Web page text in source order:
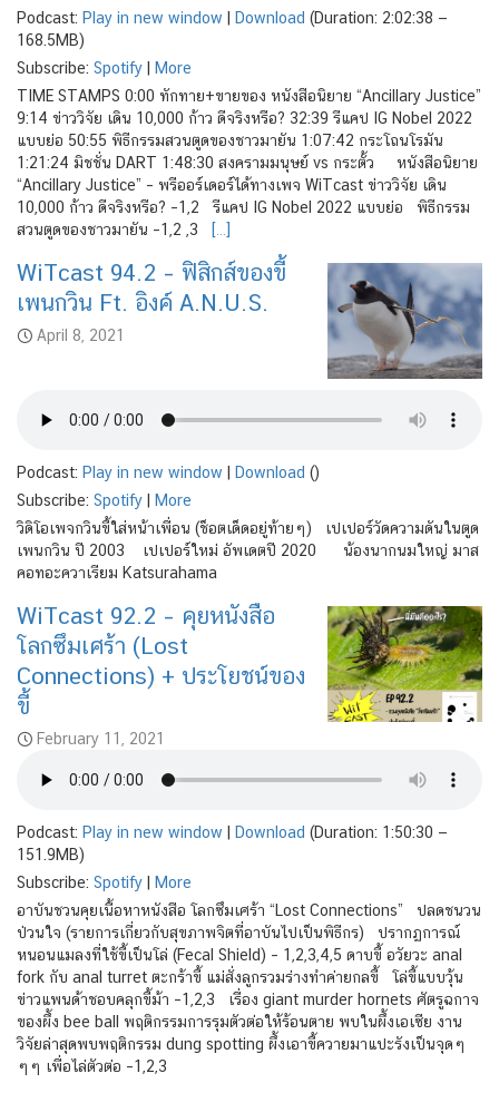
Podcast: Play in new window | Download (Duration: 2:02:38 —
168.5MB)
Subscribe: Spotify | More
TIME STAMPS 0:00 ทักทาย+ขายของ หนังสือนิยาย “Ancillary Justice”
9:14 ข่าววิจัย เดิน 10,000 ก้าว ดีจริงหรือ? 32:39 รีแคป IG Nobel 2022
แบบย่อ 50:55 พิธีกรรมสวนตูดของชาวมายัน 1:07:42 กระโถนโรมัน
1:21:24 มิชชั่น DART 1:48:30 สงครามมนุษย์ vs กระตั้ว หนังสือนิยาย
“Ancillary Justice” – พรีออร์เดอร์ได้ทางเพจ WiTcast ข่าววิจัย เดิน
10,000 ก้าว ดีจริงหรือ? –1,2 รีแคป IG Nobel 2022 แบบย่อ พิธีกรรม
สวนตูดของชาวมายัน –1,2 ,3
[…]
WiTcast 94.2 – ฟิสิกส์ของขี้
เพนกวิน Ft. อิงค์ A.N.U.S.
April 8, 2021
Podcast: Play in new window Download ()
Subscribe: Spotify
More
วิดิโอเพจกวินขี้ใส่หน้าเพื่อน (ช็อตเด็ดอยู่ท้ายๆ) เปเปอร์วัดความดันในตูด
เพนกวิน ปี 2003 เปเปอร์ใหม่ อัพเดตปี 2020 น้องนากนมใหญ่ มาส
คอทอะควาเรียม Katsurahama
WiTcast 92.2 – คุยหนังสือ
โลกซึมเศร้า (Lost
Connections) + ประโยชน์ของ
ขี้
February 11, 2021
Podcast: Play in new window Download (Duration: 1:50:30 —
151.9MB)
Subscribe: Spotify
More
อาบันชวนคุยเนื้อหาหนังสือ โลกซึมเศร้า “Lost Connections” ปลดชนวน
ป่วนใจ (รายการเกี่ยวกับสุขภาพจิตที่อาบันไปเป็นพิธีกร) ปรากฏการณ์
หนอนแมลงที่ใช้ขี้เป็นโล่ (Fecal Shield) – 1,2,3,4,5 ดาบขี้ อวัยวะ anal
fork กับ anal turret ตะกร้าขี้ แม่สั่งลูกรวมร่างทำค่ายกลขี้ โล่ขี้แบบวุ้น
ข่าวแพนด้าชอบคลุกขี้ม้า –1,2,3 เรื่อง giant murder hornets ศัตรูฉกาจ
ของผึ้ง bee ball พฤติกรรมการรุมตัวต่อให้ร้อนตาย พบในผึ้งเอเซีย งาน
วิจัยล่าสุดพบพฤติกรรม dung spotting ผึ้งเอาขี้ควายมาแปะรังเป็นจุดๆ
ๆๆ เพื่อไล่ตัวต่อ –1,2,3